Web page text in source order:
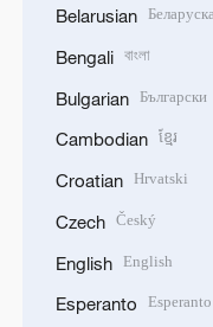
Belarusian
Bengali বাংলা
Bulgarian Български
Cambodian ខ្មែរ
Croatian Hrvatski
Czech Český
English English
Esperanto Esperanto